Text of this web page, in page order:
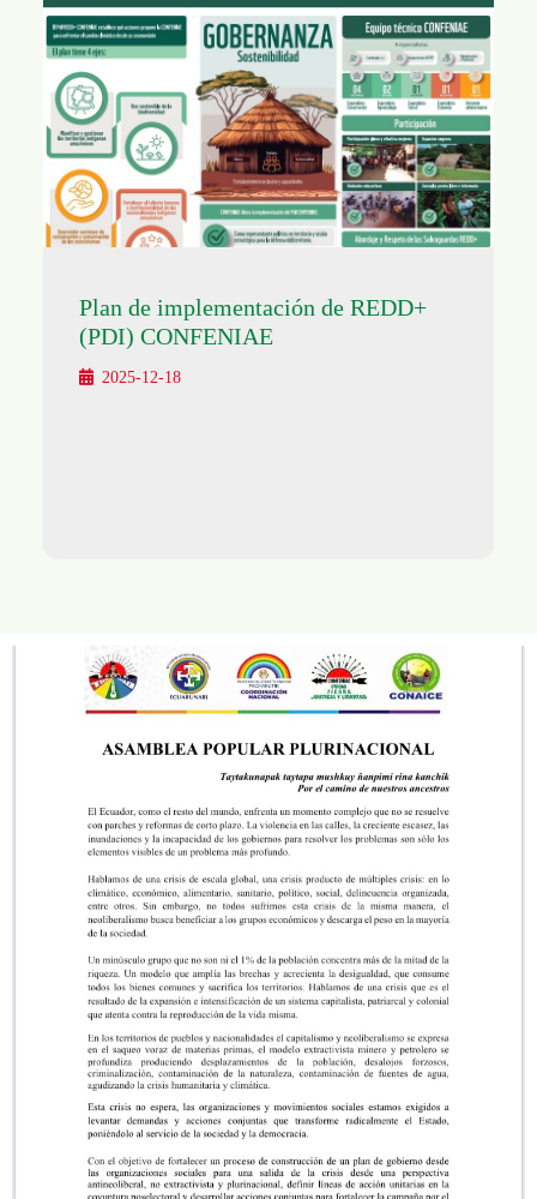
Plan de implementación de REDD+
(PDI) CONFENIAE
2025-12-18